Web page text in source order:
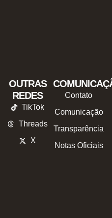
OUTRAS
REDES
TikTok
Threads
X
Contato
Comunicação
Transparência
Notas Oficiais